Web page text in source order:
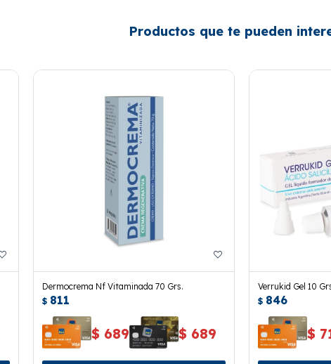
Productos que te pueden
Dermocrema Nf Vitaminada 70 Grs.
$ 811
$ 689 $ 689
Verrukid Gel 10
$ 846
$